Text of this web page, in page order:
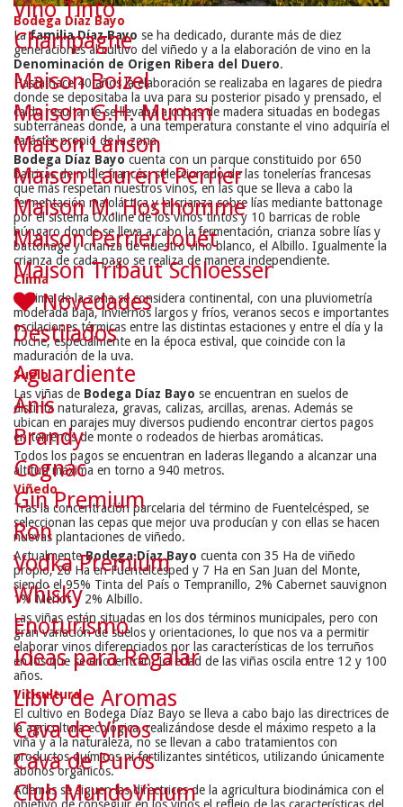
Bodega Díaz Bayo
Lafamilia Díaz Bayo se ha dedicado, durante más de diez
generaciones al cultivo del viñedo y a la elaboración de vino en la
Denominación de Origen Ribera del Duero.
Hasta hace 40 años la elaboración se realizaba en lagares de piedra
donde se depositaba la uva para su posterior pisado y prensado, el
caldo resultante se llevaba a cubas de madera situadas en bodegas
subterráneas donde, a una temperatura constante el vino adquiría el
carácter propio de la zona.
Bodega Díaz Bayo cuenta con un parque constituido por 650
barricas de roble francés, seleccionado de las tonelerías francesas
que más respetan nuestros vinos, en las que se lleva a cabo la
fermentación maloláctica y la crianza sobre lías mediante battonage
por el sistema Oxoline de los vinos tintos y 10 barricas de roble
húngaro donde se lleva a cabo la fermentación, crianza sobre lías y
battonage y crianza de nuestro vino blanco, el Albillo. Igualmente la
crianza de cada pago se realiza de manera independiente.
Clima
El clima de la zona se considera continental, con una pluviometría
moderada baja, inviernos largos y fríos, veranos secos e importantes
oscilaciones térmicas entre las distintas estaciones y entre el día y la
noche, especialmente en la época estival, que coincide con la
maduración de la uva.
Suelo
Las viñas de Bodega Díaz Bayo se encuentran en suelos de
distinta naturaleza, gravas, calizas, arcillas, arenas. Además se
ubican en parajes muy diversos pudiendo encontrar ciertos pagos
en terrenos de monte o rodeados de hierbas aromáticas.
Todos los pagos se encuentran en laderas llegando a alcanzar una
altitud máxima en torno a 940 metros.
Viñedo
Tras la concentración parcelaria del término de Fuentelcésped, se
seleccionan las cepas que mejor uva producían y con ellas se hacen
nuevas plantaciones de viñedo.
ActualmenteBodega Díaz Bayo cuenta con 35 Ha de viñedo
propio, 28 Ha en Fuentelcésped y 7 Ha en San Juan del Monte,
siendo el 95% Tinta del País o Tempranillo, 2% Cabernet sauvignon
1% Merlot y 2% Albillo.
Las viñas están situadas en los dos términos municipales, pero con
gran variación de suelos y orientaciones, lo que nos va a permitir
elaborar vinos diferenciados por las características de los terruños
en los que se encuentran. La edad de las viñas oscila entre 12 y 100
años.
Viticultura
El cultivo en Bodega Díaz Bayo se lleva a cabo bajo las directrices de
la agricultura ecológica, realizándose desde el máximo respeto a la
viña y a la naturaleza, no se llevan a cabo tratamientos con
productos químicos ni fertilizantes sintéticos, utilizando únicamente
abonos orgánicos.
Además se siguen las directrices de la agricultura biodinámica con el
objetivo de conseguir en los vinos el reflejo de las características del
Vino Tinto
Champagne
Maison Boizel
Maison G.H. Mumm
Maison Lanson
Maison Laurent Perrier
Maison M. Hosthomme
Maison Perrier Jouët
Maison Tribaut Schloesser
Novedades
Destilados
Aguardiente
Anís
Brandy
Cognac
Gin Premium
Ron
Vodka Premium
Whisky
Enoturismo
Ideas para Regalar
Libro de Aromas
Cava de Vinos
Cava de Puros
Club MundoVinum